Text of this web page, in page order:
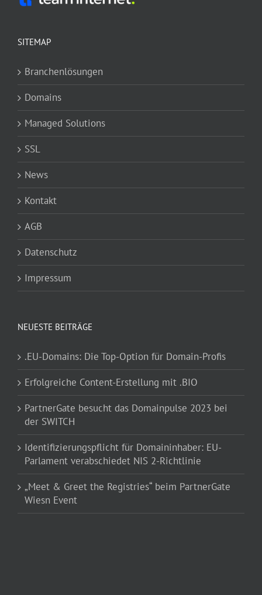
SITEMAP
Branchenlösungen
Domains
Managed Solutions
SSL
News
Kontakt
AGB
Datenschutz
Impressum
NEUESTE BEITRÄGE
.EU-Domains: Die Top-Option für Domain-Profis
Erfolgreiche Content-Erstellung mit .BIO
PartnerGate besucht das Domainpulse 2023 bei
der SWITCH
Identifizierungspflicht für Domaininhaber: EU-
Parlament verabschiedet NIS 2-Richtlinie
„Meet & Greet the Registries“ beim PartnerGate
Wiesn Event